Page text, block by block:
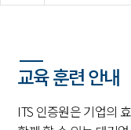
교육 훈련 안내
ITS 인증원은 기업의